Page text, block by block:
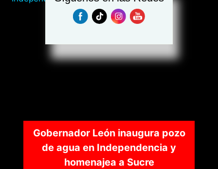
Gobernador León inaugura pozo
de agua en Independencia y
homenajea a Sucre